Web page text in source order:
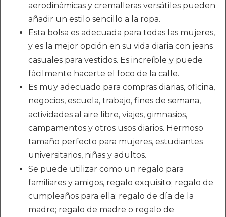
aerodinámicas y cremalleras versátiles pueden
añadir un estilo sencillo a la ropa.
Esta bolsa es adecuada para todas las mujeres,
y es la mejor opción en su vida diaria con jeans
casuales para vestidos. Es increíble y puede
fácilmente hacerte el foco de la calle.
Es muy adecuado para compras diarias, oficina,
negocios, escuela, trabajo, fines de semana,
actividades al aire libre, viajes, gimnasios,
campamentos y otros usos diarios. Hermoso
tamaño perfecto para mujeres, estudiantes
universitarios, niñas y adultos.
Se puede utilizar como un regalo para
familiares y amigos, regalo exquisito; regalo de
cumpleaños para ella; regalo de día de la
madre; regalo de madre o regalo de